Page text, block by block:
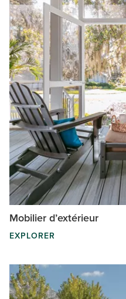
Mobilier d’extérieur
EXPLORER